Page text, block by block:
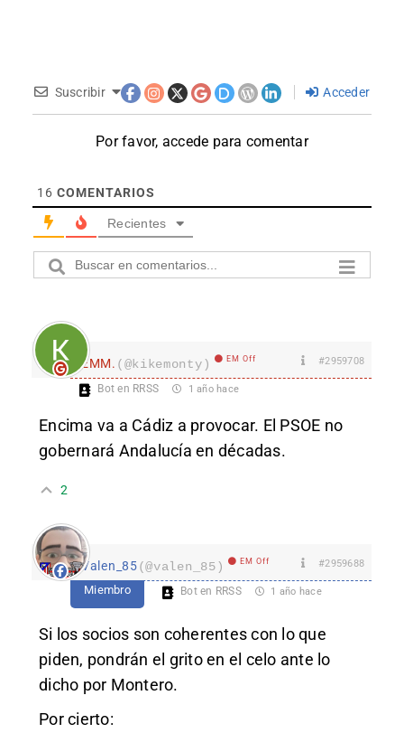
Suscribir Acceder
Por favor, accede para comentar
16 COMENTARIOS
Recientes
EMM. (@kikemonty) EM Off #2959708
Bot en RRSS 1 año hace
Encima va a Cádiz a provocar. El PSOE no
gobernará Andalucía en décadas.
2
Valen_85(@valen_85) EM Off #2959688
Miembro Bot en RRSS 1 año hace
Si los socios son coherentes con lo que
piden, pondrán el grito en el celo ante lo
dicho por Montero.
Por cierto: